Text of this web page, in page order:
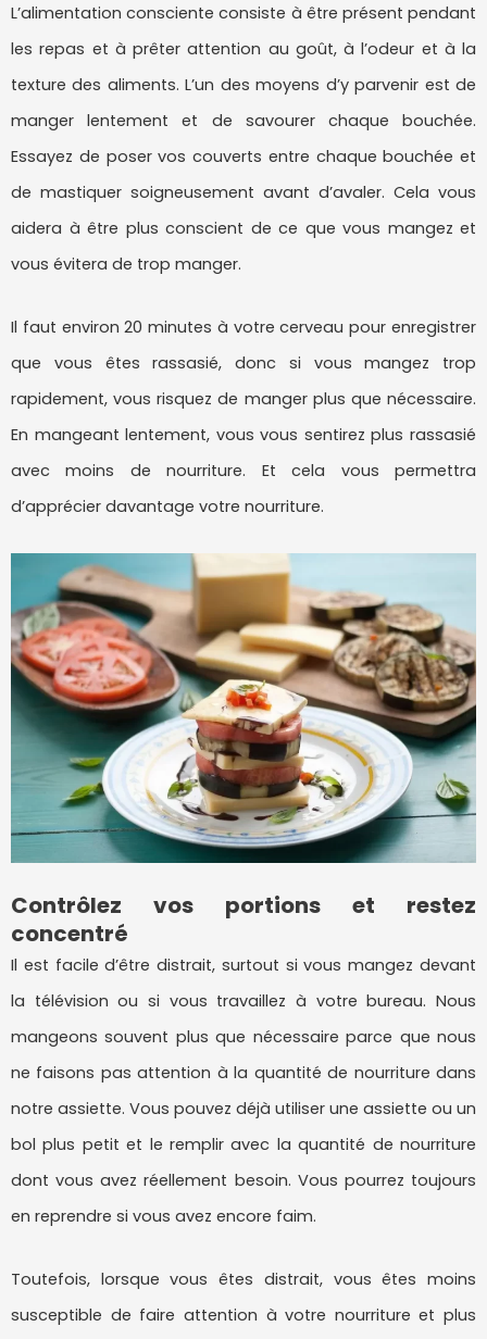
L’alimentation consciente consiste à être présent pendant
les repas et à prêter attention au goût, à l’odeur et à la
texture des aliments. L’un des moyens d’y parvenir est de
manger lentement et de savourer chaque bouchée.
Essayez de poser vos couverts entre chaque bouchée et
de mastiquer soigneusement avant d’avaler. Cela vous
aidera à être plus conscient de ce que vous mangez et
vous évitera de trop manger.
Il faut environ 20 minutes à votre cerveau pour enregistrer
que vous êtes rassasié, donc si vous mangez trop
rapidement, vous risquez de manger plus que nécessaire.
En mangeant lentement, vous vous sentirez plus rassasié
avec moins de nourriture. Et cela vous permettra
d’apprécier davantage votre nourriture.
Contrôlez vos portions et restez
concentré
Il est facile d’être distrait, surtout si vous mangez devant
la télévision ou si vous travaillez à votre bureau. Nous
mangeons souvent plus que nécessaire parce que nous
ne faisons pas attention à la quantité de nourriture dans
notre assiette. Vous pouvez déjà utiliser une assiette ou un
bol plus petit et le remplir avec la quantité de nourriture
dont vous avez réellement besoin. Vous pourrez toujours
en reprendre si vous avez encore faim.
Toutefois, lorsque vous êtes distrait, vous êtes moins
susceptible de faire attention à votre nourriture et plus